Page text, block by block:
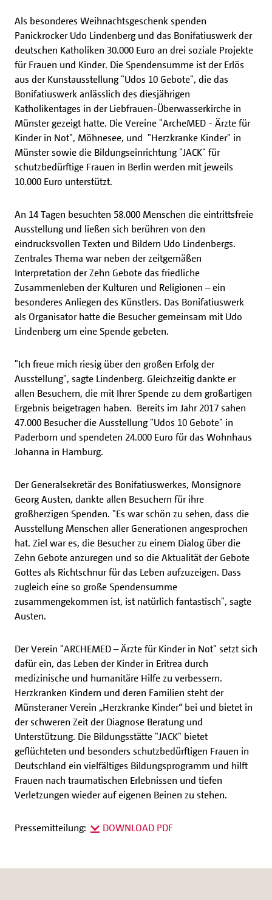
Als besonderes Weihnachtsgeschenk spenden
Panickrocker Udo Lindenberg und das Bonifatiuswerk der
deutschen Katholiken 30.000 Euro an drei soziale Projekte
für Frauen und Kinder. Die Spendensumme ist der Erlös
aus der Kunstausstellung "Udos 10 Gebote", die das
Bonifatiuswerk anlässlich des diesjährigen
Katholikentages in der Liebfrauen-Überwasserkirche in
Münster gezeigt hatte. Die Vereine "ArcheMED - Ärzte für
Kinder in Not", Möhnesee, und "Herzkranke Kinder" in
Münster sowie die Bildungseinrichtung "JACK" für
schutzbedürftige Frauen in Berlin werden mit jeweils
10.000 Euro unterstützt.
An 14 Tagen besuchten 58.000 Menschen die eintrittsfreie
Ausstellung und ließen sich berühren von den
eindrucksvollen Texten und Bildern Udo Lindenbergs.
Zentrales Thema war neben der zeitgemäßen
Interpretation der Zehn Gebote das friedliche
Zusammenleben der Kulturen und Religionen – ein
besonderes Anliegen des Künstlers. Das Bonifatiuswerk
als Organisator hatte die Besucher gemeinsam mit Udo
Lindenberg um eine Spende gebeten.
"Ich freue mich riesig über den großen Erfolg der
Ausstellung", sagte Lindenberg. Gleichzeitig dankte er
allen Besuchern, die mit Ihrer Spende zu dem großartigen
Ergebnis beigetragen haben. Bereits im Jahr 2017 sahen
47.000 Besucher die Ausstellung "Udos 10 Gebote" in
Paderborn und spendeten 24.000 Euro für das Wohnhaus
Johanna in Hamburg.
Der Generalsekretär des Bonifatiuswerkes, Monsignore
Georg Austen, dankte allen Besuchern für ihre
großherzigen Spenden. "Es war schön zu sehen, dass die
Ausstellung Menschen aller Generationen angesprochen
hat. Ziel war es, die Besucher zu einem Dialog über die
Zehn Gebote anzuregen und so die Aktualität der Gebote
Gottes als Richtschnur für das Leben aufzuzeigen. Dass
zugleich eine so große Spendensumme
zusammengekommen ist, ist natürlich fantastisch", sagte
Austen.
Der Verein "ARCHEMED – Ärzte für Kinder in Not" setzt sich
dafür ein, das Leben der Kinder in Eritrea durch
medizinische und humanitäre Hilfe zu verbessern.
Herzkranken Kindern und deren Familien steht der
Münsteraner Verein „Herzkranke Kinder“ bei und bietet in
der schweren Zeit der Diagnose Beratung und
Unterstützung. Die Bildungsstätte "JACK" bietet
geflüchteten und besonders schutzbedürftigen Frauen in
Deutschland ein vielfältiges Bildungsprogramm und hilft
Frauen nach traumatischen Erlebnissen und tiefen
Verletzungen wieder auf eigenen Beinen zu stehen.
Pressemitteilung: DOWNLOAD PDF